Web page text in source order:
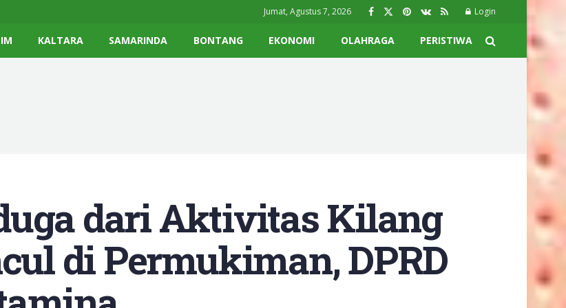
Jumat, Agustus 7, 2026 Login
KALTARA SAMARINDA BONTANG EKONOMI OLAHRAGA PERISTIWA
dari Aktivitas Kilang
di Permukiman, DPRD